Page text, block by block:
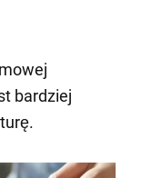
bardziej